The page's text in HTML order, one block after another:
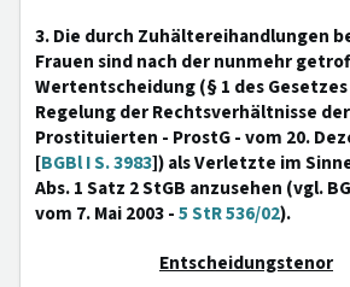
3. Die durch Zuhältereihandlungen
Frauen sind nach der nunmehr
Wertentscheidung (§ 1 des
Regelung der Rechtsverhältnisse der
Prostituierten - ProstG - vom 20.
[BGBl I S. 3983]) als Verletzte im
Abs. 1 Satz 2 StGB anzusehen (vgl.
vom 7. Mai 2003 -5 StR 536/02).
Entscheidungstenor